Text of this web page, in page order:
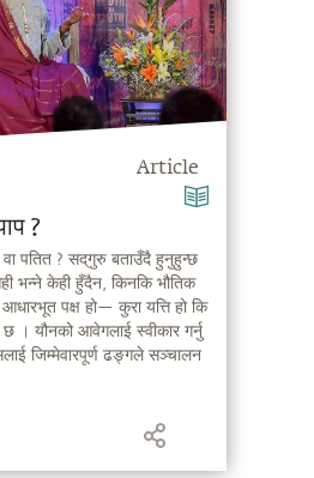
Article
?
वा पतित ? सद्‌गुरु बताउँदै हुनुहुन्छ
भन्ने केही हुँदैन, किनकि भौतिक
आधारभूत पक्ष हो— कुरा यत्ति हो कि
। यौनको आवेगलाई स्वीकार गर्नु
जिम्मेवारपूर्ण ढङ्गले सञ्चालन